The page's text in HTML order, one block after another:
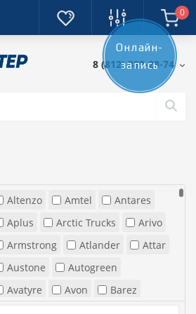
0
8 (812) 389-28-74
Altenzo Amtel
Antares
Aplus
Arctic Trucks
Arivo
Armstrong
Atlander
Attar
Austone
Autogreen
Avatyre
Avon
Barez
Онлайн-
запись